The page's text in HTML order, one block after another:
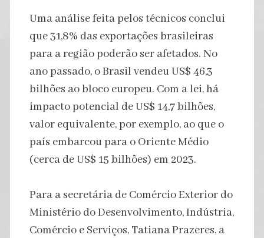
Uma análise feita pelos técnicos conclui
que 31,8% das exportações brasileiras
para a região poderão ser afetados. No
ano passado, o Brasil vendeu US$ 46,3
bilhões ao bloco europeu. Com a lei, há
impacto potencial de US$ 14,7 bilhões,
valor equivalente, por exemplo, ao que o
país embarcou para o Oriente Médio
(cerca de US$ 15 bilhões) em 2023.
Para a secretária de Comércio Exterior do
Ministério do Desenvolvimento, Indústria,
Comércio e Serviços, Tatiana Prazeres, a